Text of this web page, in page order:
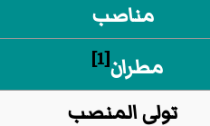
مناصب
مطران[1]
تولى المنصب